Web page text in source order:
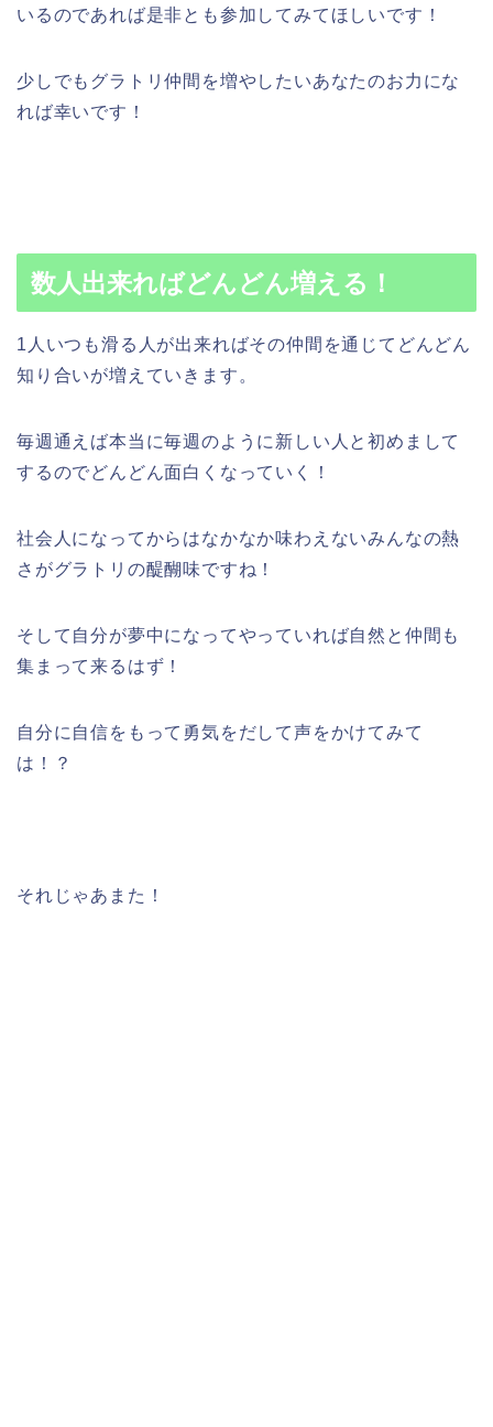
いるのであれば是非とも参加してみてほしいです！
少しでもグラトリ仲間を増やしたいあなたのお力にな
れば幸いです！
数人出来ればどんどん増える！
1人いつも滑る人が出来ればその仲間を通じてどんどん
知り合いが増えていきます。
毎週通えば本当に毎週のように新しい人と初めまして
するのでどんどん面白くなっていく！
社会人になってからはなかなか味わえないみんなの熱
さがグラトリの醍醐味ですね！
そして自分が夢中になってやっていれば自然と仲間も
集まって来るはず！
自分に自信をもって勇気をだして声をかけてみて
は！？
それじゃあまた！